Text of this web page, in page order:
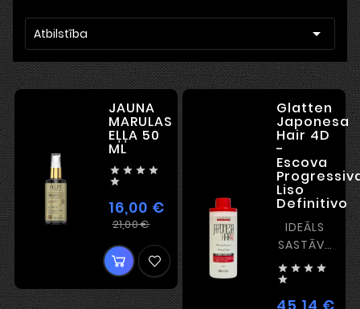
Atbilstība 
JAUNA
MARULAS
EĻĻA 50
ML
   

16,00 €
21,00 €
Ierastā
cena
Cena
Glatten
Japonesa
Hair 4D
-
Escova
Liso
Definitivo
IDEĀLS
SASTĀVS
EIROPAS
MATIEM
   
